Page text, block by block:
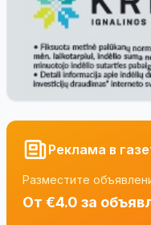
Реклама в
Разместите
От €4.0 за